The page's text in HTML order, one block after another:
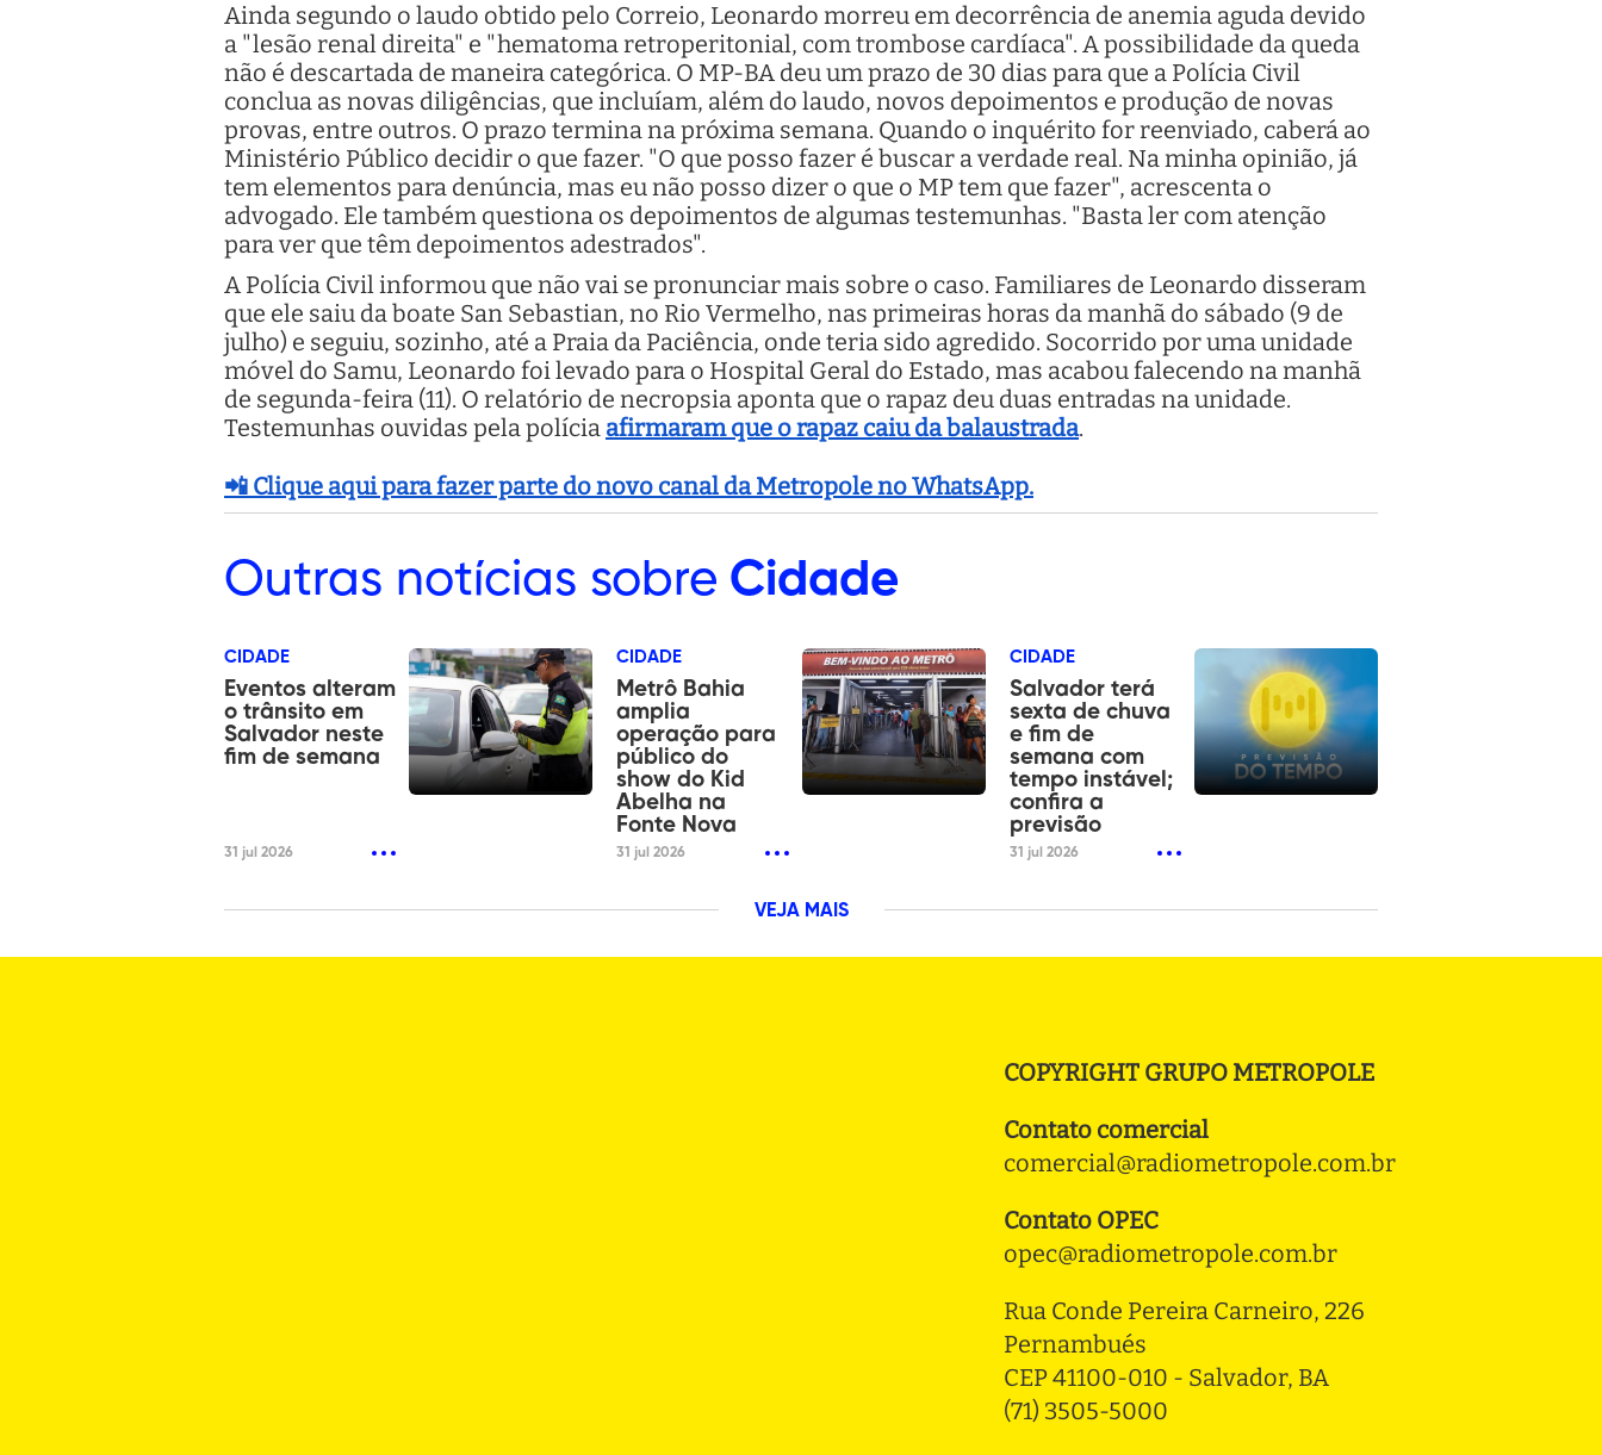
Ainda segundo o laudo obtido pelo Correio, Leonardo morreu em decorrência de anemia aguda devido
a "lesão renal direita" e "hematoma retroperitonial, com trombose cardíaca". A possibilidade da queda
não é descartada de maneira categórica. O MP-BA deu um prazo de 30 dias para que a Polícia Civil
conclua as novas diligências, que incluíam, além do laudo, novos depoimentos e produção de novas
provas, entre outros. O prazo termina na próxima semana. Quando o inquérito for reenviado, caberá ao
Ministério Público decidir o que fazer. "O que posso fazer é buscar a verdade real. Na minha opinião, já
tem elementos para denúncia, mas eu não posso dizer o que o MP tem que fazer", acrescenta o
advogado. Ele também questiona os depoimentos de algumas testemunhas. "Basta ler com atenção
para ver que têm depoimentos adestrados".
A Polícia Civil informou que não vai se pronunciar mais sobre o caso. Familiares de Leonardo disseram
que ele saiu da boate San Sebastian, no Rio Vermelho, nas primeiras horas da manhã do sábado (9 de
julho) e seguiu, sozinho, até a Praia da Paciência, onde teria sido agredido. Socorrido por uma unidade
móvel do Samu, Leonardo foi levado para o Hospital Geral do Estado, mas acabou falecendo na manhã
de segunda-feira (11). O relatório de necropsia aponta que o rapaz deu duas entradas na unidade.
Testemunhas ouvidas pela polícia afirmaram que o rapaz caiu da balaustrada.
📲 Clique aqui para fazer parte do novo canal da Metropole no WhatsApp.
Outras notícias sobre Cidade
CIDADE
Eventos alteram
o trânsito em
Salvador neste
fim de semana
31 jul 2026
CIDADE
Metrô Bahia
amplia
operação para
público do
show do Kid
Abelha na
Fonte Nova
31 jul 2026
CIDADE
Salvador terá
sexta de chuva
e fim de
semana com
tempo instável;
confira a
previsão
31 jul 2026
VEJA MAIS
COPYRIGHT GRUPO METROPOLE
Contato comercial
comercial@radiometropole.com.br
Contato OPEC
opec@radiometropole.com.br
Rua Conde Pereira Carneiro, 226
Pernambués
CEP 41100-010 - Salvador, BA
(71) 3505-5000